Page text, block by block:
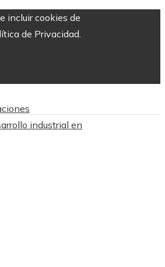
incluir cookies de
de Privacidad.
industrial en